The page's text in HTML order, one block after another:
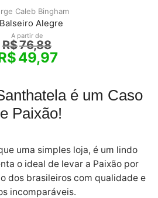
Caleb Bingham
Alegre
A partir de
R$76,88
49,97
é um Caso
Paixão!
uma simples loja, é um lindo
o ideal de levar a Paixão por
dos brasileiros com qualidade e
incomparáveis.